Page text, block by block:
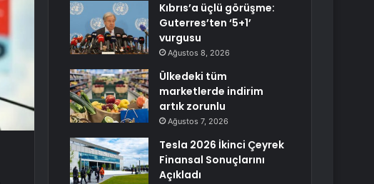
Kıbrıs’a üçlü görüşme:
Guterres’ten ‘5+1’
vurgusu
Ağustos 8, 2026
Ülkedeki tüm
marketlerde indirim
artık zorunlu
Ağustos 7, 2026
Tesla 2026 İkinci Çeyrek
Finansal Sonuçlarını
Açıkladı